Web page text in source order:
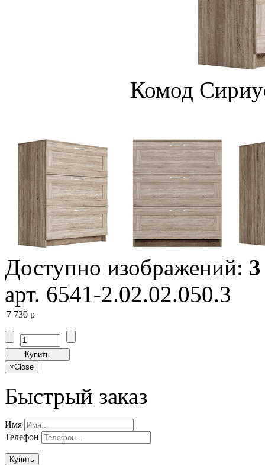
Комод
Доступно изображений: 3
арт. 6541-2.02.02.050.3
7 730 p
Купить
×Close
Быстрый заказ
Имя
Телефон
Купить